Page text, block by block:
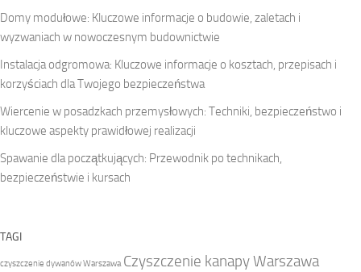
Domy modułowe: Kluczowe informacje o budowie, zaletach i
wyzwaniach w nowoczesnym budownictwie
Instalacja odgromowa: Kluczowe informacje o kosztach, przepisach i
korzyściach dla Twojego bezpieczeństwa
Wiercenie w posadzkach przemysłowych: Techniki, bezpieczeństwo i
kluczowe aspekty prawidłowej realizacji
Spawanie dla początkujących: Przewodnik po technikach,
bezpieczeństwie i kursach
TAGI
czyszczenie dywanów Warszawa Czyszczenie kanapy Warszawa